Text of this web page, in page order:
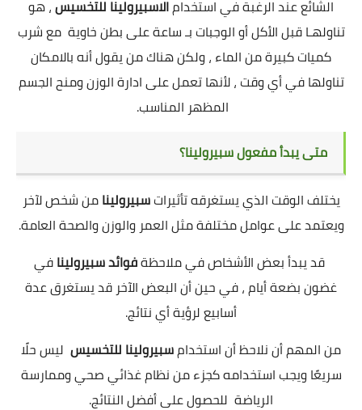
الشائع عند الرغبة في استخدامالاسبيرولينا للتخسيس، هو
تناولهـا قبل الأكل أو الوجبات بـ ساعة على بطن خاوية مع شرب
كميات كبيرة من الماء ، ولكن هناك من يقول أنه بالامكان
تناولها في أي وقت ، لأنها تعمل على ادارة الوزن ومنح الجسم
المظهر المناسب.
متى يبدأ مفعول سبيرولينا؟
يختلف الوقت الذي يستغرقه تأثيراتسبيرولينامن شخص لآخر
ويعتمد على عوامل مختلفة مثل العمر والوزن والصحة العامة.
قد يبدأ بعض الأشخاص في ملاحظةفوائد سبيرولينافي
غضون بضعة أيام ، في حين أن البعض الآخر قد يستغرق عدة
أسابيع لرؤية أي نتائج.
من المهم أن نلاحظ أن استخدامسبيرولينا للتخسيس ليس حلًا
سريعًا ويجب استخدامه كجزء من نظام غذائي صحي وممارسة
الرياضة للحصول على أفضل النتائج.